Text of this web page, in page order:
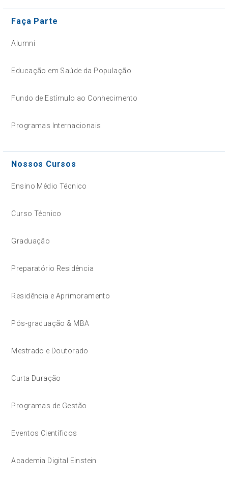
Faça Parte
Alumni
Educação em Saúde da População
Fundo de Estímulo ao Conhecimento
Programas Internacionais
Nossos Cursos
Ensino Médio Técnico
Curso Técnico
Graduação
Preparatório Residência
Residência e Aprimoramento
Pós-graduação & MBA
Mestrado e Doutorado
Curta Duração
Programas de Gestão
Eventos Científicos
Academia Digital Einstein